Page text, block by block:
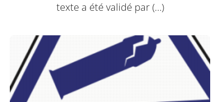
texte a été validé par (…)